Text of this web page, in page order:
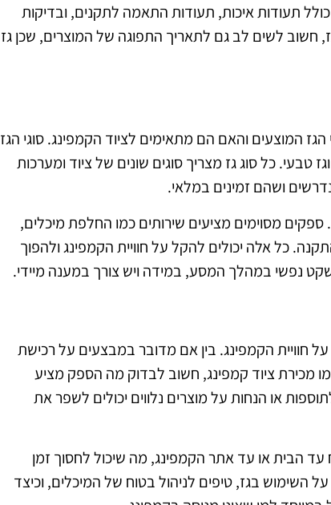
תעודות איכות, תעודות התאמה לתקנים, ובדיקות
לשים לב גם לתאריך התפוגה של המוצרים, שכן גז
המוצעים והאם הם מתאימים לציוד הקמפינג. סוגי הגז
טבעי. כל סוג גז מצריך סוגים שונים של ציוד ומערכות
ושהם זמינים במלאי.
ספקים מסוימים מציעים שירותים כמו החלפת מיכלים,
כל אלה יכולים להקל על חוויית הקמפינג ולהפוך
נפשי במהלך המסע, במידה ויש צורך במענה מיידי.
חוויית הקמפינג. בין אם מדובר במבצעים על רכישת
מכירת ציוד קמפינג, חשוב לבדוק מה הספק מציע
או הנחות על מוצרים נלווים יכולים לשפר את
עד הבית או עד אתר הקמפינג, מה שיכול לחסוך זמן
על השימוש בגז, טיפים לניהול בטוח של המיכלים, וכיצד